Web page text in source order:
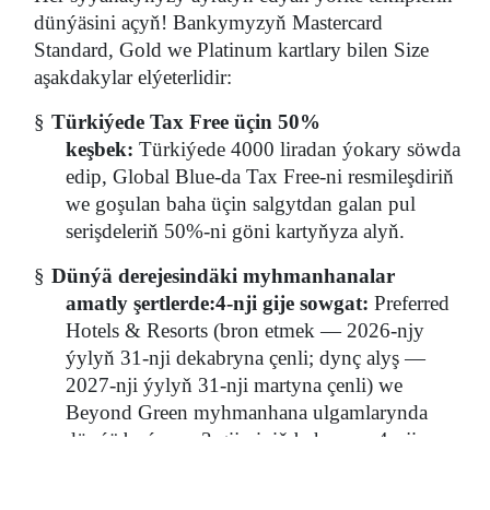
dünýäsini açyň!Bankymyzyň Mastercard
Standard, Gold we Platinum kartlary bilen Size
aşakdakylar elýeterlidir:
§ Türkiýede Tax Free üçin 50%
keşbek: Türkiýede 4000 liradan ýokary söwda
edip, Global Blue-da Tax Free-ni resmileşdiriň
we goşulan baha üçin salgytdan galan pul
serişdeleriň 50%-ni göni kartyňyza alyň.
§ Dünýä derejesindäki myhmanhanalar
amatly şertlerde:4-nji gije sowgat: Preferred
Hotels & Resorts (bron etmek — 2026-njy
ýylyň 31-nji dekabryna çenli; dynç alyş —
2027-nji ýylyň 31-nji martyna çenli) we
Beyond Green myhmanhana ulgamlarynda
dünýä boýunça 3 gijesiniň bahasyna 4-nji